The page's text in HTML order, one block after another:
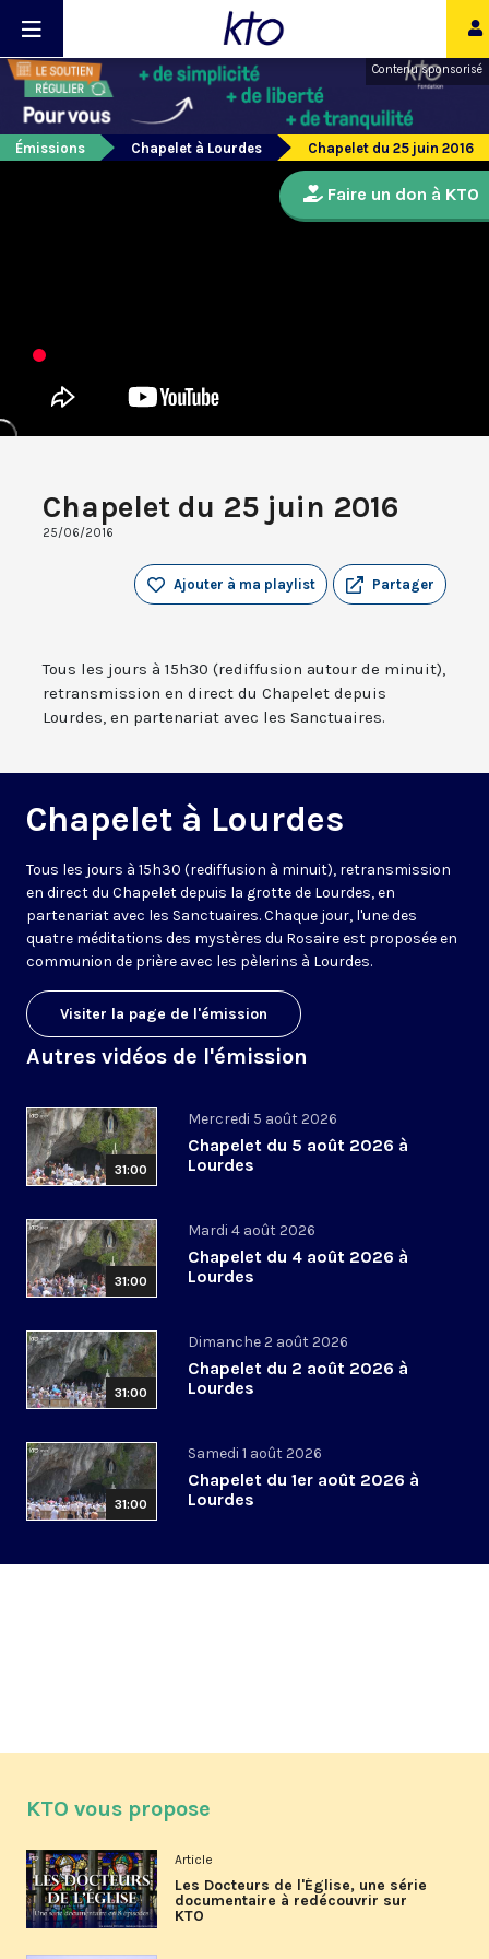
Contenu sponsorisé
Émissions Chapelet à Lourdes Chapelet du 25 juin 2016
Chapelet du 25 juin 2016
25/06/2016
Partager
Ajouter à ma playlist
Tous les jours à 15h30 (rediffusion autour de minuit),
retransmission en direct du Chapelet depuis
Lourdes, en partenariat avec les Sanctuaires.
Chapelet à Lourdes
Tous les jours à 15h30 (rediffusion à minuit), retransmission
en direct du Chapelet depuis la grotte de Lourdes, en
partenariat avec les Sanctuaires. Chaque jour, l'une des
quatre méditations des mystères du Rosaire est proposée en
communion de prière avec les pèlerins à Lourdes.
Visiter la page de l'émission
Autres vidéos de l'émission
31:00
Mercredi 5 août 2026
Chapelet du 5 août 2026 à
Lourdes
31:00
Mardi 4 août 2026
Chapelet du 4 août 2026 à
Lourdes
31:00
Dimanche 2 août 2026
Chapelet du 2 août 2026 à
Lourdes
31:00
Samedi 1 août 2026
Chapelet du 1er août 2026 à
Lourdes
Faire un don à KTO
KTO vous propose
Article
Les Docteurs de l'Église, une série
documentaire à redécouvrir sur
KTO